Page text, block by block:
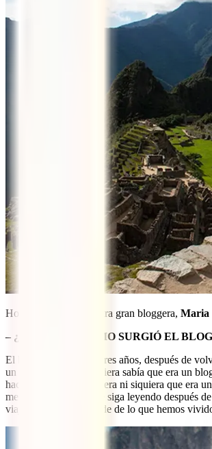
Hoy entrevistamos a otra gran bloggera, Maria
– ¿CUANDO Y CÓMO SURGIÓ EL
El blog surge hace ya tres años, después de
un blog cuando ni siquiera sabía que era un
hacer uno y yo no supiera ni siquiera que era
me lea. Y lo mejor, que siga leyendo después
viajes y que no se olvide de lo que hemos